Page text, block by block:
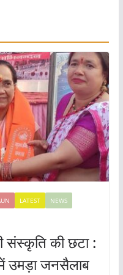
LATEST
NEWS
संस्कृति की छटा :
में उमड़ा जनसैलाब